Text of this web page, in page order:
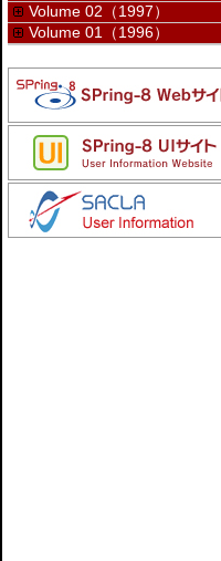
Volume 02（1997）
Volume 01（1996）